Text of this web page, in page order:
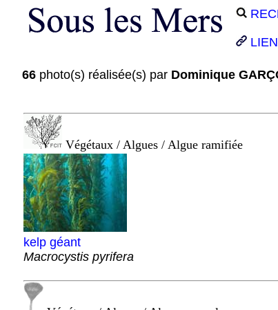
66 photo(s) réalisée(s) par Dominique
Végétaux / Algues / Algue ramifiée
kelp géant
Macrocystis pyrifera